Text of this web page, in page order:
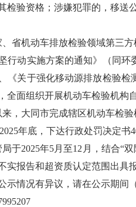
检验资格；涉嫌犯罪的，移送
省机动车排放检验领域第三
行动实施方案的通知》（同
《关于强化移动源排放检验
全面组织开展机动车检验机构
，大同市完成辖区机动车检
年底，下达行政处罚决定书
于2025年5月至12月，结合“
实报告和超资质认定范围出具
示情况有异议，请在公示期间